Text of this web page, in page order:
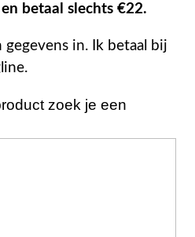
betaal slechts €22.
in. Ik betaal bij
zoek je een